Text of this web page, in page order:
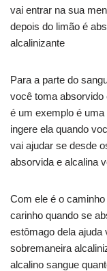
vai entrar na sua
depois do limão é
alcalinizante
Para a parte do
você toma absorvido
é um exemplo é
ingere ela quando
vai ajudar se desde
absorvida e alcalina
Com ele é o caminho
carinho quando se
estômago dela ajuda
sobremaneira
alcalino sangue